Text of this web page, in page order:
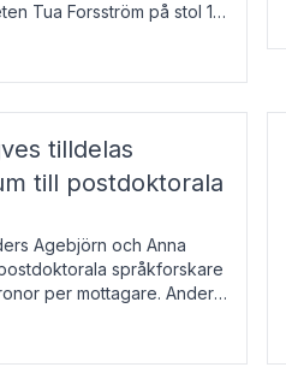
Tua Forsström på stol 18
Akademiens
tilldelas
till postdoktorala
Agebjörn och Anna
språkforskare
per mottagare. Anders